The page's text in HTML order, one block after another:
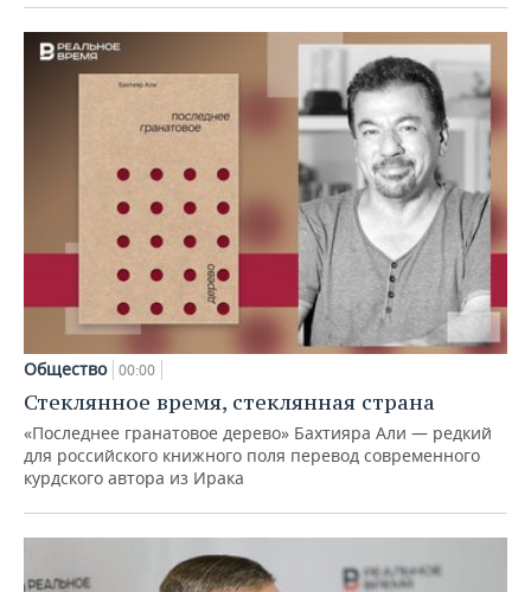
Общество 00:00
Стеклянное время, стеклянная страна
«Последнее гранатовое дерево» Бахтияра Али — редкий
для российского книжного поля перевод современного
курдского автора из Ирака